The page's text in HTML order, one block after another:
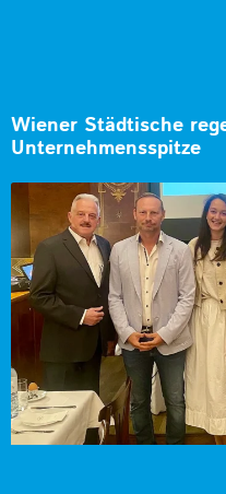
Wiener Städtische
Unternehmensspitze